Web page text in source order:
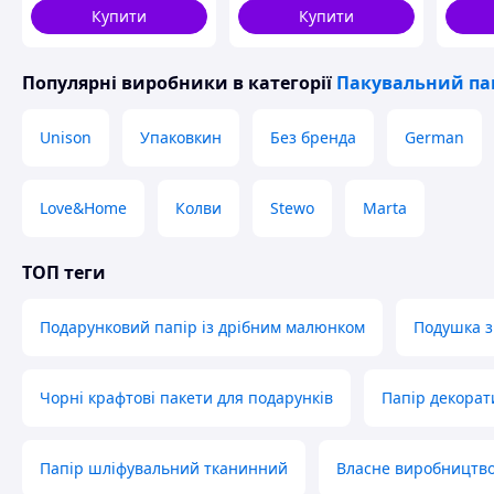
Переваги співпраці
🗓️ 10+ років на ринку
всі особливості пакувальної індустрії та
потреби В2В-клієнтів. Досвід дозволяє нам
ефективні рішення.
🤝 Персональний підхід
індивідуальний підхід, який враховує
передбачає супровід на всіх етапах.
🎓Професіоналізм
Купити
Купити
Популярні виробники в категорії Пакувальний
Unison Упаковкин Без бренда German
Love&Home Колви Stewo Marta
ТОП теги
Подарунковий папір із дрібним малюнком Подушка
Чорні крафтові пакети для подарунків Папір
Папір шліфувальний тканинний Власне